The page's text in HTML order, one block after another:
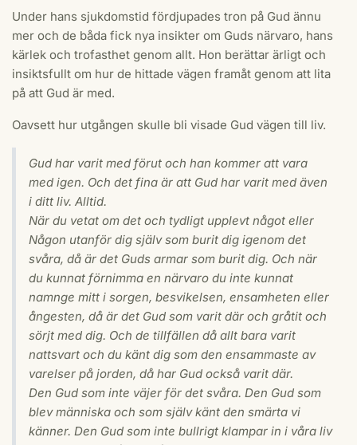
Under hans sjukdomstid fördjupades tron på Gud ännu
mer och de båda fick nya insikter om Guds närvaro, hans
kärlek och trofasthet genom allt. Hon berättar ärligt och
insiktsfullt om hur de hittade vägen framåt genom att lita
på att Gud är med.
Oavsett hur utgången skulle bli visade Gud vägen till liv.
Gud har varit med förut och han kommer att vara
med igen. Och det fina är att Gud har varit med även
i ditt liv. Alltid.
När du vetat om det och tydligt upplevt något eller
Någon utanför dig själv som burit dig igenom det
svåra, då är det Guds armar som burit dig. Och när
du kunnat förnimma en närvaro du inte kunnat
namnge mitt i sorgen, besvikelsen, ensamheten eller
ångesten, då är det Gud som varit där och gråtit och
sörjt med dig. Och de tillfällen då allt bara varit
nattsvart och du känt dig som den ensammaste av
varelser på jorden, då har Gud också varit där.
Den Gud som inte väjer för det svåra. Den Gud som
blev människa och som själv känt den smärta vi
känner. Den Gud som inte bullrigt klampar in i våra liv